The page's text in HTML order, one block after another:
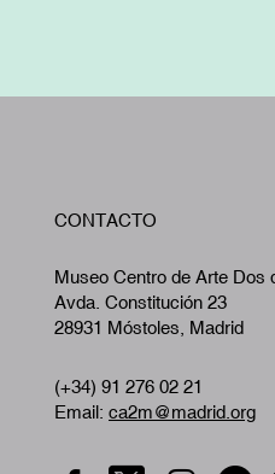
CONTACTO
Museo Centro de Arte Dos
Avda. Constitución 23
28931 Móstoles, Madrid
(+34) 91 276 02 21
Email: ca2m@madrid.org